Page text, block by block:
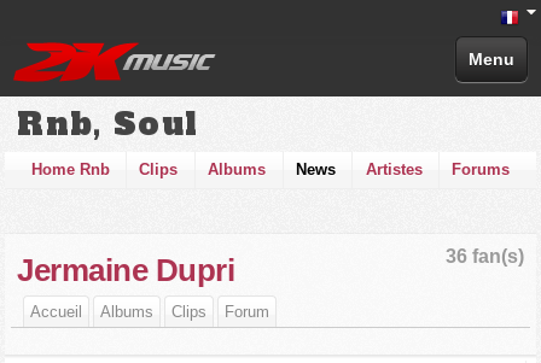
Menu
Rnb, Soul
Home Rnb Clips Albums News Artistes Forums
36 fan(s)
Jermaine Dupri
Accueil Albums Clips Forum